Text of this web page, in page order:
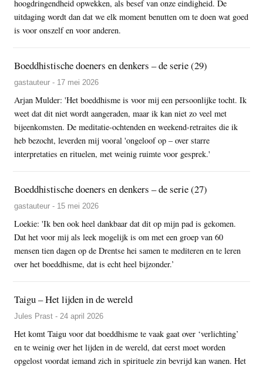
hoogdringendheid opwekken, als besef van onze eindigheid. De
uitdaging wordt dan dat we elk moment benutten om te doen wat goed
is voor onszelf en voor anderen.
Boeddhistische doeners en denkers – de serie (29)
gastauteur - 17 mei 2026
Arjan Mulder: 'Het boeddhisme is voor mij een persoonlijke tocht. Ik
weet dat dit niet wordt aangeraden, maar ik kan niet zo veel met
bijeenkomsten. De meditatie-ochtenden en weekend-retraites die ik
heb bezocht, leverden mij vooral 'ongeloof op – over starre
interpretaties en rituelen, met weinig ruimte voor gesprek.'
Boeddhistische doeners en denkers – de serie (27)
gastauteur - 15 mei 2026
Loekie: 'Ik ben ook heel dankbaar dat dit op mijn pad is gekomen.
Dat het voor mij als leek mogelijk is om met een groep van 60
mensen tien dagen op de Drentse hei samen te mediteren en te leren
over het boeddhisme, dat is echt heel bijzonder.’
Taigu – Het lijden in de wereld
Jules Prast - 24 april 2026
Het komt Taigu voor dat boeddhisme te vaak gaat over ‘verlichting’
en te weinig over het lijden in de wereld, dat eerst moet worden
opgelost voordat iemand zich in spirituele zin bevrijd kan wanen. Het